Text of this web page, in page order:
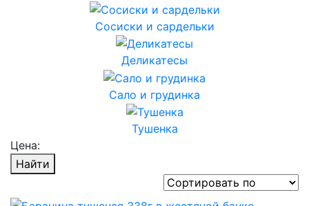
Сосиски и сардельки
Деликатесы
Сало и грудинка
Тушенка
Цена:
Найти